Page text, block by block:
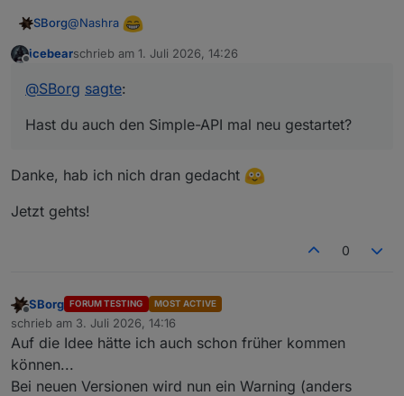
ist aber min und max
SBorg@Nashra
@ icebear
Blitzereignisse vorhanden.
wurden. Die DPs sind zwar dann offensichtlich da,
...und blöde Frage, in der "conf" hast du den Sensor
icebearschrieb am 1. Juli 2026, 14:26
zuletzt editiert von
@SBorg sagte:
Hast du auch den Simple-API mal neu gestartet?
Danke, hab ich nich dran gedacht
Jetzt gehts!
0
Offline
SBorg FORUM TESTING MOST ACTIVE
schrieb am 3. Juli 2026, 14:16
zuletzt editiert von
Auf die Idee hätte ich auch schon früher kommen
können...
Bei neuen Versionen wird nun ein Warning (anders